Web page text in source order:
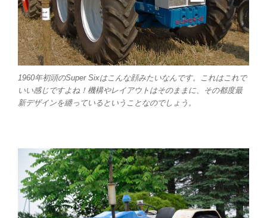
1960年初頭のSuper Sixはこんな顔みたいなんです。これはこれで
いい感じですよね！機構やレイアウトはそのままに、その都度最
新デザインを纏っているということなのでしょう。